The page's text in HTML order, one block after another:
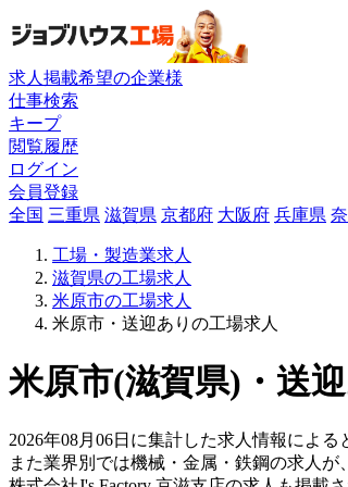
求人掲載希望の企業様
仕事検索
キープ
閲覧履歴
ログイン
会員登録
全国 三重県 滋賀県 京都府 大阪府 兵庫県
工場・製造業求人
滋賀県の工場求人
米原市の工場求人
米原市・送迎ありの工場求人
米原市(滋賀県)・送
2026年08月06日に集計した求人情報によ
また業界別では機械・金属・鉄鋼の求人